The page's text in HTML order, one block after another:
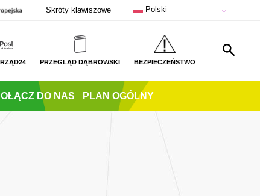
Skróty klawiszowe Polski
PRZEGLĄD DĄBROWSKI BEZPIECZEŃSTWO
DO NAS PLAN OGÓLNY